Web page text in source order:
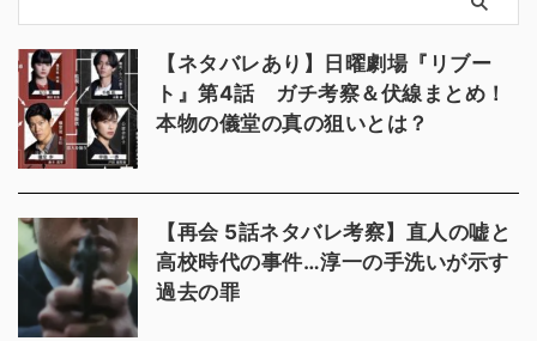
【ネタバレあり】日曜劇場『リブー
ト』第4話 ガチ考察＆伏線まとめ！
本物の儀堂の真の狙いとは？
【再会 5話ネタバレ考察】直人の嘘と
高校時代の事件…淳一の手洗いが示す
過去の罪